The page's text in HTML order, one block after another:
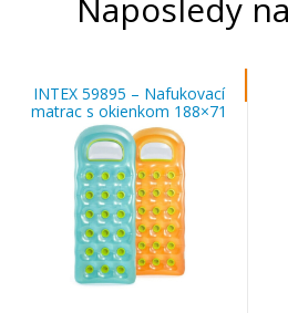
Naposledy
INTEX 59895 – Nafukovací
matrac s okienkom 188×71
cm